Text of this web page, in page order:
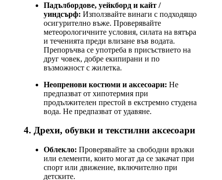
Падълбордове, уейкборд и кайт /
уиндсърф: Използвайте винаги с подходящо
осигурително въже. Проверявайте
метеорологичните условия, силата на вятъра
и теченията преди влизане във водата.
Препоръчва се употреба в присъствието на
друг човек, добре екипирани и по
възможност с жилетка.
Неопренови костюми и аксесоари: Не
предпазват от хипотермия при
продължителен престой в екстремно студена
вода. Не предпазват от удавяне.
4. Дрехи, обувки и текстилни аксесоари
Облекло: Проверявайте за свободни връзки
или елементи, които могат да се закачат при
спорт или движение, включително при
детските.